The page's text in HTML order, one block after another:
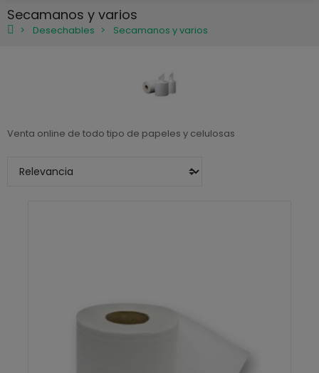
Secamanos y varios
Desechables Secamanos y varios
Venta online de todo tipo de papeles y celulosas